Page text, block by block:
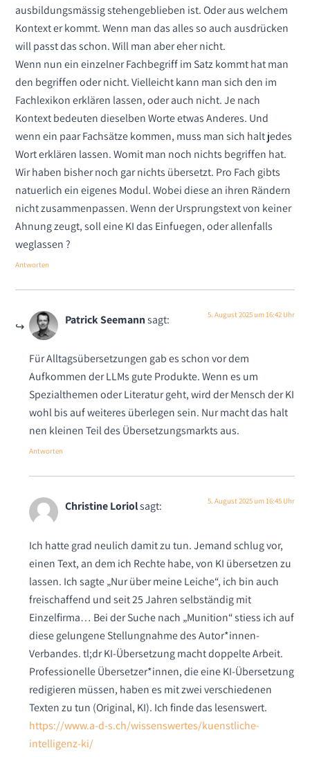
ausbildungsmässig stehengeblieben ist. Oder aus welchem
Kontext er kommt. Wenn man das alles so auch ausdrücken
will passt das schon. Will man aber eher nicht.
Wenn nun ein einzelner Fachbegriff im Satz kommt hat man
den begriffen oder nicht. Vielleicht kann man sich den im
Fachlexikon erklären lassen, oder auch nicht. Je nach
Kontext bedeuten dieselben Worte etwas Anderes. Und
wenn ein paar Fachsätze kommen, muss man sich halt jedes
Wort erklären lassen. Womit man noch nichts begriffen hat.
Wir haben bisher noch gar nichts übersetzt. Pro Fach gibts
natuerlich ein eigenes Modul. Wobei diese an ihren Rändern
nicht zusammenpassen. Wenn der Ursprungstext von keiner
Ahnung zeugt, soll eine KI das Einfuegen, oder allenfalls
weglassen ?
Antworten
Patrick Seemann sagt: 5. August 2025 um 16:42 Uhr
Für Alltagsübersetzungen gab es schon vor dem
Aufkommen der LLMs gute Produkte. Wenn es um
Spezialthemen oder Literatur geht, wird der Mensch der KI
wohl bis auf weiteres überlegen sein. Nur macht das halt
nen kleinen Teil des Übersetzungsmarkts aus.
Antworten
Christine Loriolsagt: 5. August 2025 um 16:45 Uhr
Ich hatte grad neulich damit zu tun. Jemand schlug vor,
einen Text, an dem ich Rechte habe, von KI übersetzen zu
lassen. Ich sagte „Nur über meine Leiche“, ich bin auch
freischaffend und seit 25 Jahren selbständig mit
Einzelfirma… Bei der Suche nach „Munition“ stiess ich auf
diese gelungene Stellungnahme des Autor*innen-
Verbandes. tl;dr KI-Übersetzung macht doppelte Arbeit.
Professionelle Übersetzer*innen, die eine KI-Übersetzung
redigieren müssen, haben es mit zwei verschiedenen
Texten zu tun (Original, KI). Ich finde das lesenswert.
https://www.a-d-s.ch/wissenswertes/kuenstliche-
intelligenz-ki/